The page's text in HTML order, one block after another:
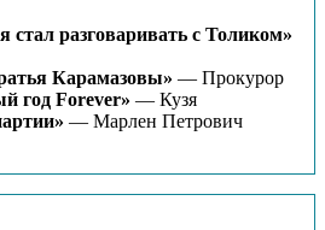
стал разговаривать с Толиком»
Карамазовы» — Прокурор
год Forever» — Кузя
— Марлен Петрович